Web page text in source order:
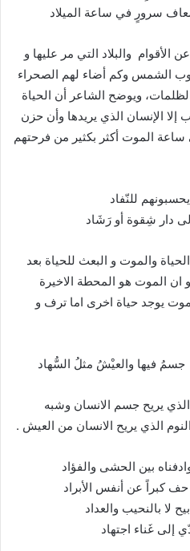
سرورٍ في ساعة الميلاد
والبلاد التي مر عليها و
الشمس وكم أضاء لهم الصحراء
ويوضح الشاعر أن الحياة
إلا الإنسان الذي يريدها وأن حزن
الموت أكثر بكثير من فرحتهم
للنّفاد
دار شِقوة أو رَشَاد
والموت و البعث للحياة بعد
ان الموت هو المحطة الاخيرة
يوجد حياة اخرى اما ترف و
فيها والعيْشُ مثلُ السُّهاد
يريح جسم الانسان وشبه
الذي يريح الانسان من العيش .
بين الحشى والفؤاد
كبراً عن أنفس الأبراد
لا بالنحيب والعداد
غَناء اجتهاد